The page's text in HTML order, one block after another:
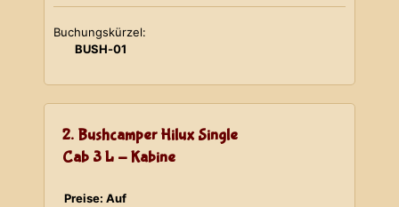
Buchungskürzel:
BUSH-01
2. Bushcamper Hilux Single
Cab 3 L - Kabine
Preise: Auf